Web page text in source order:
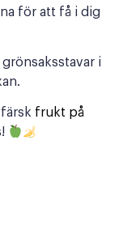
för att få i dig
i
frukt på